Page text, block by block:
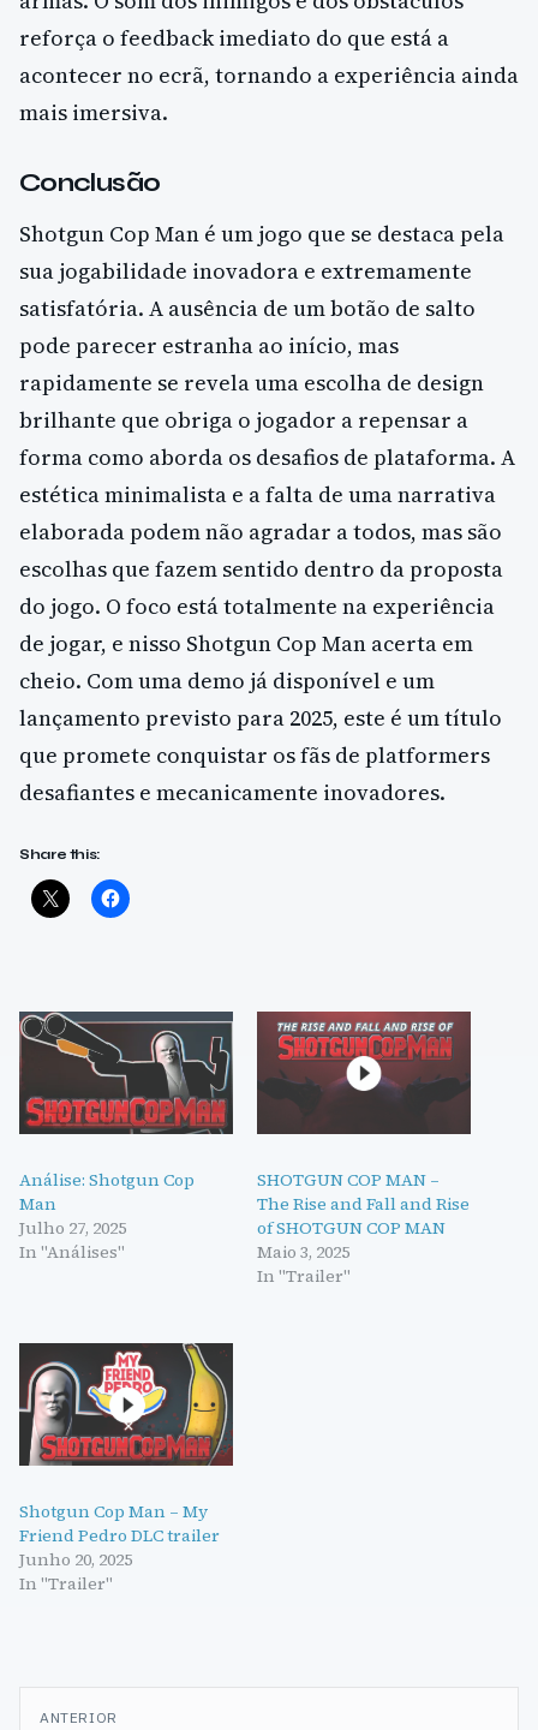
reforça o feedback imediato do que está a
acontecer no ecrã, tornando a experiência ainda
mais imersiva.
Conclusão
Shotgun Cop Man é um jogo que se destaca pela
sua jogabilidade inovadora e extremamente
satisfatória. A ausência de um botão de salto
pode parecer estranha ao início, mas
rapidamente se revela uma escolha de design
brilhante que obriga o jogador a repensar a
forma como aborda os desafios de plataforma. A
estética minimalista e a falta de uma narrativa
elaborada podem não agradar a todos, mas são
escolhas que fazem sentido dentro da proposta
do jogo. O foco está totalmente na experiência
de jogar, e nisso Shotgun Cop Man acerta em
cheio. Com uma demo já disponível e um
lançamento previsto para 2025, este é um título
que promete conquistar os fãs de platformers
desafiantes e mecanicamente inovadores.
Share this:
Análise: Shotgun Cop
Man
Julho 27, 2025
In "Análises"
SHOTGUN COP MAN –
The Rise and Fall and Rise
of SHOTGUN COP MAN
Maio 3, 2025
In "Trailer"
Shotgun Cop Man – My
Friend Pedro DLC trailer
Junho 20, 2025
In "Trailer"
Navegação
ANTERIOR